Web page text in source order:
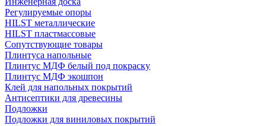
Регулируемые опоры
HILST металлические
HILST пластмассовые
Сопутствующие товары
Плинтуса напольные
Плинтус МДФ белый под покраску
Плинтус МДФ экошпон
Клей для напольных покрытий
Антисептики для древесины
Подложки
Подложки для виниловых покрытий